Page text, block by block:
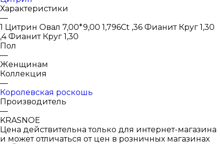
Характеристики
—
1 Цитрин Овал 7,00*9,00 1,796Ct ,36 Фианит Круг 1,30
,4 Фианит Круг 1,30
Пол
—
Женщинам
Коллекция
—
Королевская роскошь
Производитель
—
KRASNOE
Цена действительна только для интернет-магазина
и может отличаться от цен в розничных магазинах